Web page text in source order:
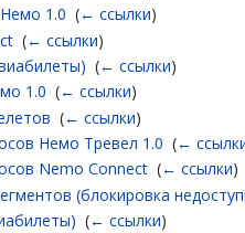
1.0 ‎(← ссылки)
‎(← ссылки)
‎(← ссылки)
1.0 ‎(← ссылки)
‎(← ссылки)
Немо Тревел 1.0 ‎(←
Nemo Connect ‎(← ссылки)
(блокировка
‎(← ссылки)